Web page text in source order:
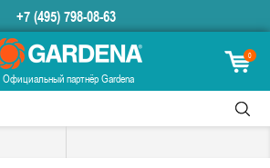
+7 (495) 798-08-63
Официальный партнёр Gardena
0